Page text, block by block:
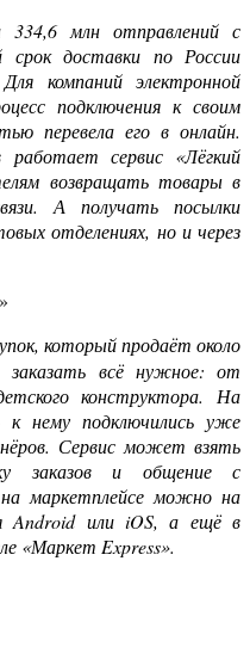
334,6 млн отправлений с
доставки по России
компаний электронной
подключения к своим
перевела его в онлайн.
работает сервис «Лёгкий
возвращать товары в
А получать посылки
отделениях, но и через
который продаёт около
всё нужное: от
конструктора. На
нему подключились уже
Сервис может взять
заказов и общение с
маркетплейсе можно на
Android или iOS, а ещё в
«Маркет Express».